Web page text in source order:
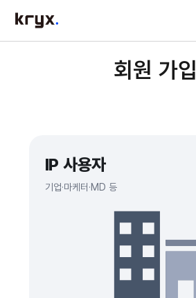
회원 가입
IP 사용자
기업·마케터·MD 등